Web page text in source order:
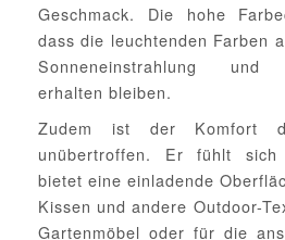
Geschmack. Die hohe
dass die leuchtenden Farben
Sonneneinstrahlung und
erhalten bleiben.
Zudem ist der Komfort
unübertroffen. Er fühlt
bietet eine einladende
Kissen und andere Outdoor-
Gartenmöbel oder für die